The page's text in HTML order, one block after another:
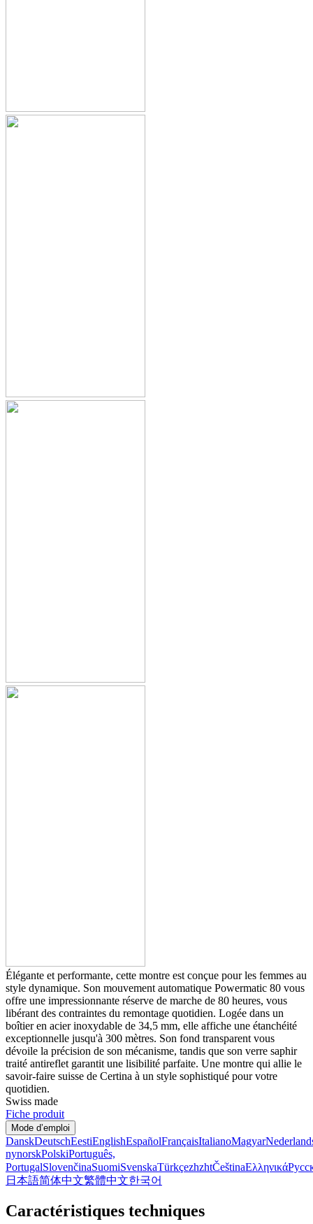
Élégante et performante, cette montre est conçue pour les femmes au
style dynamique. Son mouvement automatique Powermatic 80 vous
offre une impressionnante réserve de marche de 80 heures, vous
libérant des contraintes du remontage quotidien. Logée dans un
boîtier en acier inoxydable de 34,5 mm, elle affiche une étanchéité
exceptionnelle jusqu'à 300 mètres. Son fond transparent vous
dévoile la précision de son mécanisme, tandis que son verre saphir
traité antireflet garantit une lisibilité parfaite. Une montre qui allie le
savoir-faire suisse de Certina à un style sophistiqué pour votre
quotidien.
Swiss made
Fiche produit
Mode d’emploi
DanskDeutschEestiEnglishEspañolFrançaisItalianoMagyar
nynorskPolskiPortuguês,
PortugalSlovenčinaSuomiSvenskaTürkçezhzhtČeštinaΕλληνικά
日本語简体中文繁體中文한국어
Caractéristiques techniques